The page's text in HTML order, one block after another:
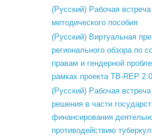
(Русский) Рабочая
методического пособия
(Русский) Виртуальная
регионального обзора по
правам и гендерной
рамках проекта TB-REP 2.0
(Русский) Рабочая
решения в части
финансирования
противодействию